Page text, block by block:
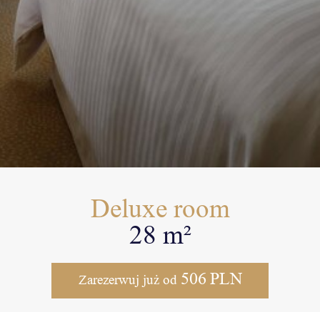
Deluxe room
28 m²
Zarezerwuj już od 506 PLN